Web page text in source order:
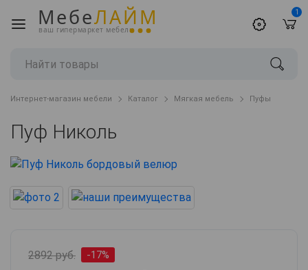
МебеЛАЙМ
ваш гипермаркет мебели
1
Интернет-магазин мебели Каталог Мягкая мебель Пуфы
Пуф Николь
2892 руб. -17%